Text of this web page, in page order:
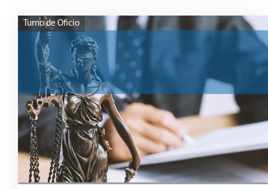
Turno de Oficio